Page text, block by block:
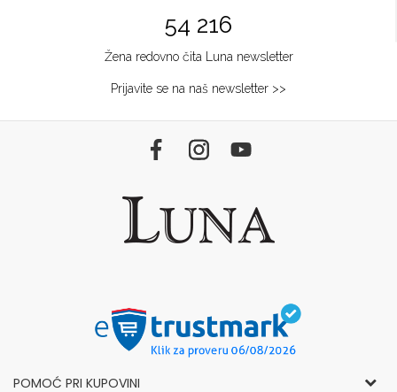
54 216
Žena redovno čita Luna newsletter
Prijavite se na naš newsletter >>
POMOĆ PRI KUPOVINI